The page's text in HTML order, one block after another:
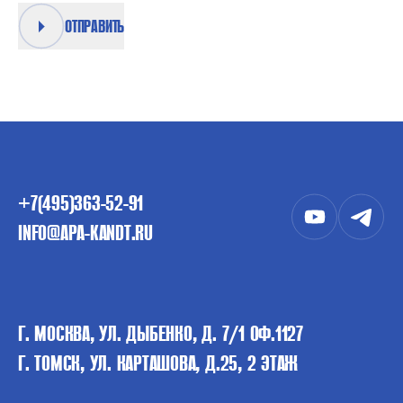
ОТПРАВИТЬ
+7(495)363-52-91
INFO@APA-KANDT.RU
Г. МОСКВА, УЛ. ДЫБЕНКО, Д. 7/1 ОФ.1127
Г. ТОМСК, УЛ. КАРТАШОВА, Д.25, 2 ЭТАЖ